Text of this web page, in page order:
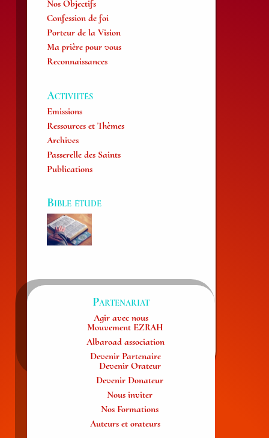
Nos Objectifs
Confession de foi
Porteur de la Vision
Ma prière pour vous
Reconnaissances
Activiités
Emissions
Ressources et Thèmes
Archives
Passerelle des Saints
Publications
Bible étude
Partenariat
Agir avec nous
Mouvement EZRAH
Albaroad association
Devenir Partenaire
Devenir Orateur
Devenir Donateur
Nous inviter
Nos Formations
Auteurs et orateurs